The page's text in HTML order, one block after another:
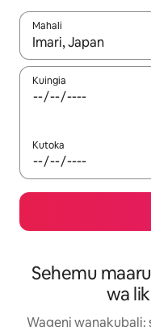
Mahali
Wakati matokeo
Kuingia
Kutoka
Sehemu
wa
Wageni wanakubali: